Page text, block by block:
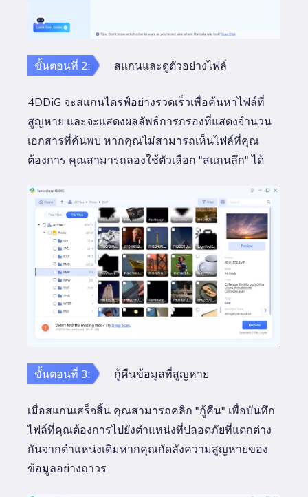
ขั้นตอนที่ 2: สแกนและดูตัวอย่างไฟล์
4DDiG จะสแกนไดรฟ์อย่างรวดเร็วเพื่อค้นหาไฟล์ที่
สูญหาย และจะแสดงผลลัพธ์การกรองที่แสดงจำนวน
เอกสารที่ค้นพบ หากคุณไม่สามารถเห็นไฟล์ที่คุณ
ต้องการ คุณสามารถลองใช้ตัวเลือก "สแกนลึก" ได้
ขั้นตอนที่ 3: กู้คืนข้อมูลที่สูญหาย
เมื่อสแกนเสร็จสิ้น คุณสามารถคลิก "กู้คืน" เพื่อบันทึก
ไฟล์ที่คุณต้องการไปยังตำแหน่งที่ปลอดภัยที่แตกต่าง
กันจากตำแหน่งเดิมหากคุณกัดลังความสูญหายของ
ข้อมูลอย่างถาวร